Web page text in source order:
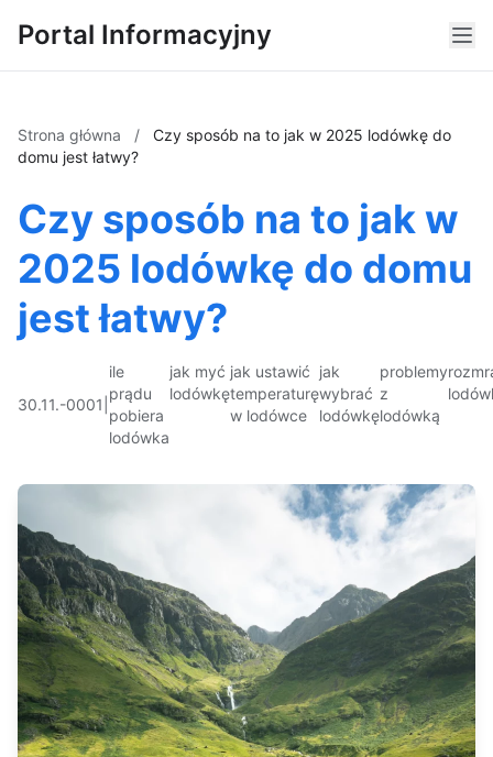
Portal Informacyjny
Strona główna /
Czy sposób na to jak w 2025 lodówkę do
domu jest łatwy?
Czy sposób na to jak w
2025 lodówkę do domu
jest łatwy?
30.11.-0001
ile
prądu
pobiera
lodówka
jak myć
lodówkę
jak ustawić
temperaturę
w lodówce
jak
wybrać
lodówkę
problemy
z
lodówką